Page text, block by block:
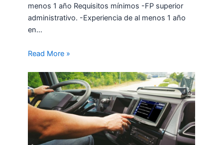
menos 1 año Requisitos mínimos -FP superior
administrativo. -Experiencia de al menos 1 año
en…
Read More »